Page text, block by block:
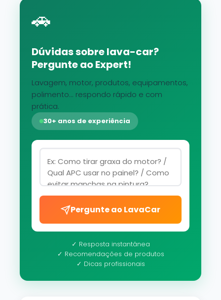
🚗
Dúvidas sobre lava-car?
Pergunte ao Expert!
Lavagem, motor, produtos, equipamentos,
polimento... respondo rápido e com
prática.
30+ anos de experiência
Pergunte ao LavaCar
✓ Resposta instantânea
✓ Recomendações de produtos
✓ Dicas profissionais